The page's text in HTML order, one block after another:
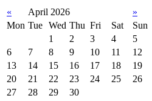
« April 2026
»
Mon Tue Wed Thu Fri Sat
Sun
1
2 3 4
5
6
7 8 9 10 11
12
13
14 15 16 17 18
19
20
21 22 23 24 25
26
27
28 29 30